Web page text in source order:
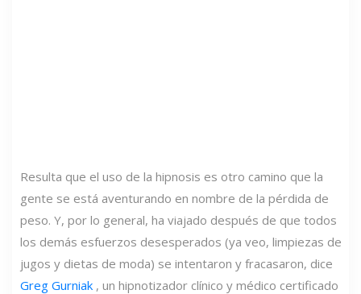
Resulta que el uso de la hipnosis es otro camino que la
gente se está aventurando en nombre de la pérdida de
peso. Y, por lo general, ha viajado después de que todos
los demás esfuerzos desesperados (ya veo, limpiezas de
jugos y dietas de moda) se intentaron y fracasaron, dice
Greg Gurniak , un hipnotizador clínico y médico certificado